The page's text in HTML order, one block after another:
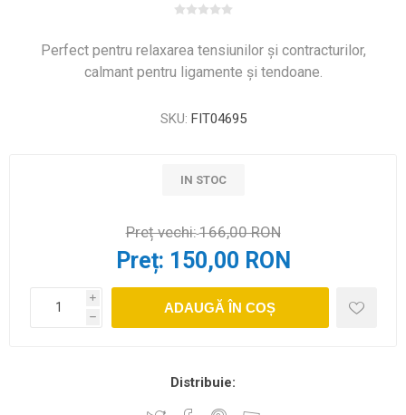
Perfect pentru relaxarea tensiunilor și contracturilor,
calmant pentru ligamente și tendoane.
SKU: FIT04695
IN STOC
Preț vechi:166,00 RON
Preț: 150,00 RON
i
h
ADAUGĂ ÎN COȘ
Distribuie: